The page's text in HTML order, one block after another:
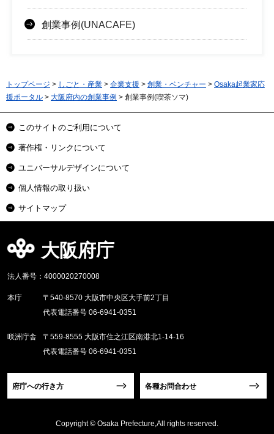
創業事例(UNACAFE)
トップページ > しごと・産業 > 企業支援 > 創業・ベンチャー > Osaka起業家応
援ポータル > 大阪府内の創業事例 > 創業事例(喫茶ソマ)
このサイトのご利用について
著作権・リンクについて
ユニバーサルデザインについて
個人情報の取り扱い
サイトマップ
大阪府庁
法人番号：4000020270008
本庁
〒540-8570 大阪市中央区大手前2丁目
代表電話番号 06-6941-0351
咲洲庁舎
〒559-8555 大阪市住之江区南港北1-14-16
代表電話番号 06-6941-0351
府庁への行き方 各種お問合わせ
Copyright © Osaka Prefecture,All rights reserved.